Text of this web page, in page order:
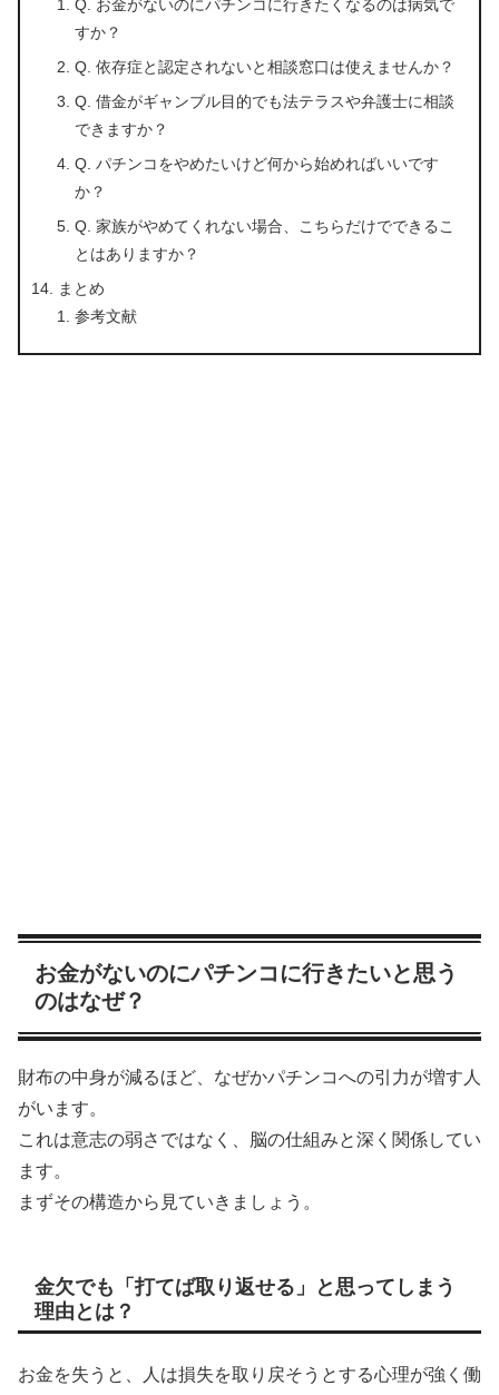
Q. お金がないのにパチンコに行きたくなるのは病気で
すか？
Q. 依存症と認定されないと相談窓口は使えませんか？
Q. 借金がギャンブル目的でも法テラスや弁護士に相談
できますか？
Q. パチンコをやめたいけど何から始めればいいです
か？
Q. 家族がやめてくれない場合、こちらだけでできるこ
とはありますか？
まとめ
参考文献
お金がないのにパチンコに行きたいと思う
のはなぜ？
財布の中身が減るほど、なぜかパチンコへの引力が増す人
がいます。
これは意志の弱さではなく、脳の仕組みと深く関係してい
ます。
まずその構造から見ていきましょう。
金欠でも「打てば取り返せる」と思ってしまう
理由とは？
お金を失うと、人は損失を取り戻そうとする心理が強く働